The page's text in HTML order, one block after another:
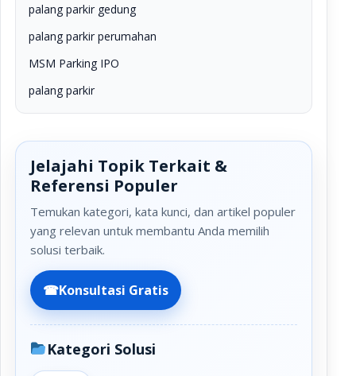
palang parkir gedung
palang parkir perumahan
MSM Parking IPO
palang parkir
Jelajahi Topik Terkait &
Referensi Populer
Temukan kategori, kata kunci, dan artikel populer
yang relevan untuk membantu Anda memilih
solusi terbaik.
☎Konsultasi Gratis
Kategori Solusi